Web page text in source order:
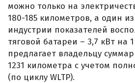
можно только на
180-185 километров, а один
индустрии показателей
тяговой батареи – 3,7 кВт на
предлагает владельцу
1231 километра с учетом
(по циклу WLTP).